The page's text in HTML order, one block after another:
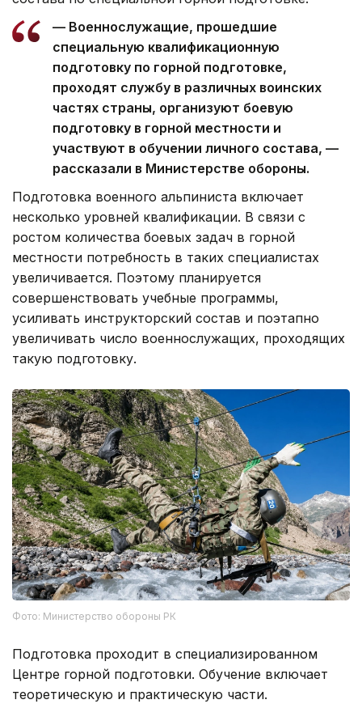
— Военнослужащие, прошедшие
специальную квалификационную
подготовку по горной подготовке,
проходят службу в различных воинских
частях страны, организуют боевую
подготовку в горной местности и
участвуют в обучении личного состава, —
рассказали в Министерстве обороны.
Подготовка военного альпиниста включает
несколько уровней квалификации. В связи с
ростом количества боевых задач в горной
местности потребность в таких специалистах
увеличивается. Поэтому планируется
совершенствовать учебные программы,
усиливать инструкторский состав и поэтапно
увеличивать число военнослужащих, проходящих
такую подготовку.
Фото: Министерство обороны РК
Подготовка проходит в специализированном
Центре горной подготовки. Обучение включает
теоретическую и практическую части.